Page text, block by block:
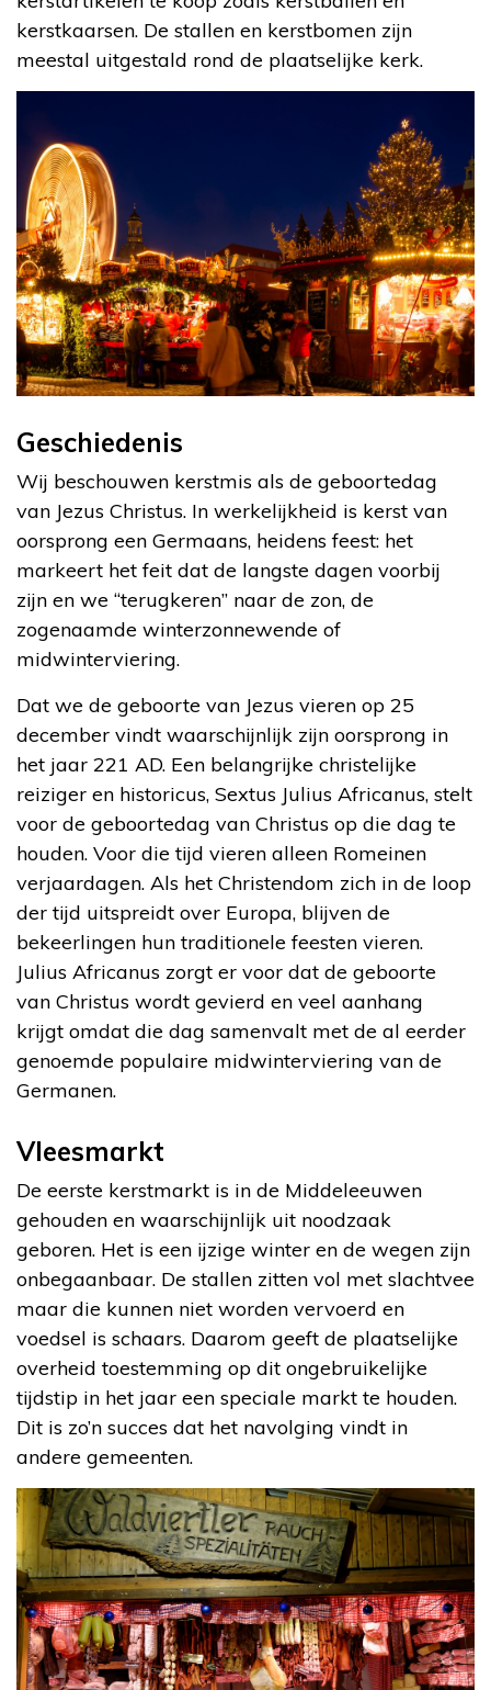
kerstkaarsen. De stallen en kerstbomen zijn
meestal uitgestald rond de plaatselijke kerk.
Geschiedenis
Wij beschouwen kerstmis als de geboortedag
van Jezus Christus. In werkelijkheid is kerst van
oorsprong een Germaans, heidens feest: het
markeert het feit dat de langste dagen voorbij
zijn en we “terugkeren” naar de zon, de
zogenaamde winterzonnewende of
midwinterviering.
Dat we de geboorte van Jezus vieren op 25
december vindt waarschijnlijk zijn oorsprong in
het jaar 221 AD. Een belangrijke christelijke
reiziger en historicus, Sextus Julius Africanus, stelt
voor de geboortedag van Christus op die dag te
houden. Voor die tijd vieren alleen Romeinen
verjaardagen. Als het Christendom zich in de loop
der tijd uitspreidt over Europa, blijven de
bekeerlingen hun traditionele feesten vieren.
Julius Africanus zorgt er voor dat de geboorte
van Christus wordt gevierd en veel aanhang
krijgt omdat die dag samenvalt met de al eerder
genoemde populaire midwinterviering van de
Germanen.
Vleesmarkt
De eerste kerstmarkt is in de Middeleeuwen
gehouden en waarschijnlijk uit noodzaak
geboren. Het is een ijzige winter en de wegen zijn
onbegaanbaar. De stallen zitten vol met slachtvee
maar die kunnen niet worden vervoerd en
voedsel is schaars. Daarom geeft de plaatselijke
overheid toestemming op dit ongebruikelijke
tijdstip in het jaar een speciale markt te houden.
Dit is zo’n succes dat het navolging vindt in
andere gemeenten.